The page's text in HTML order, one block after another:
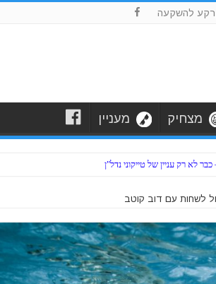
להשקעה
מצחיק מעניין
לא רק עניין של טייקוני נדל"ן
לשחות עם דוב קוטב